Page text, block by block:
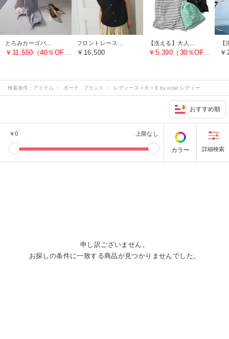
￥11,550（40％OFF） ￥16,500 ￥5,390（30％OFF）
検索条件： アイテム ： ポーチ ブランド ： レディース > E > E by eclat レディー
おすすめ順
￥0 上限なし
カラー
申し訳ございません。
お探しの条件に一致する商品が見つかりませんでした。